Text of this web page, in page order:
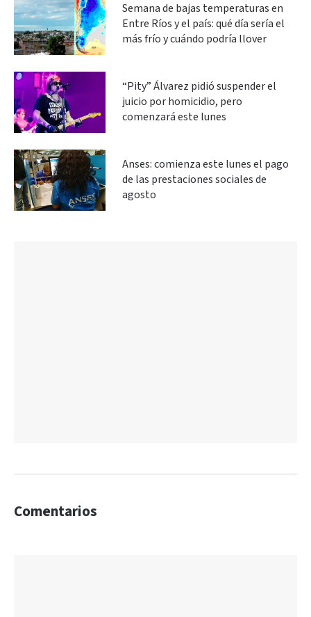
Semana de bajas temperaturas en
Entre Ríos y el país: qué día sería el
más frío y cuándo podría llover
“Pity” Álvarez pidió suspender el
juicio por homicidio, pero
comenzará este lunes
Anses: comienza este lunes el pago
de las prestaciones sociales de
agosto
Comentarios